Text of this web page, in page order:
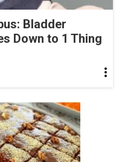
Bladder
Down to 1 Thing